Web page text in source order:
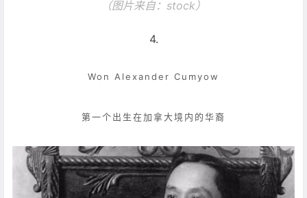
（图片来自： stock）
4.
Won Alexander Cumyow
第一个出生在加拿大境内的华裔